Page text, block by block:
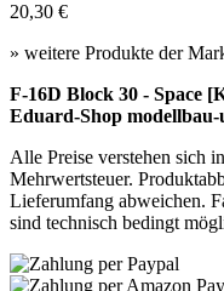
20,30 €
» weitere Produkte der
F-16D Block 30 - Space
Eduard-Shop modellbau-
Alle Preise verstehen sich
Mehrwertsteuer.
Lieferumfang abweichen.
sind technisch bedingt